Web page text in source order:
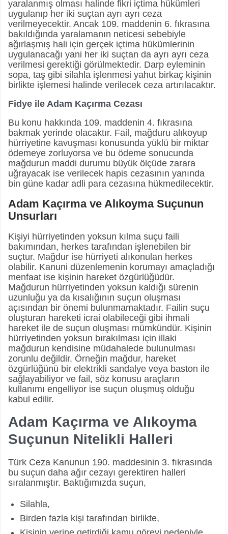
yaralanmış olması halinde fikri içtima hükümleri
uygulanıp her iki suçtan ayrı ayrı ceza
verilmeyecektir. Ancak 109. maddenin 6. fıkrasına
bakıldığında yaralamanın neticesi sebebiyle
ağırlaşmış hali için gerçek içtima hükümlerinin
uygulanacağı yani her iki suçtan da ayrı ayrı ceza
verilmesi gerektiği görülmektedir. Darp eyleminin
sopa, taş gibi silahla işlenmesi yahut birkaç kişinin
birlikte işlemesi halinde verilecek ceza artırılacaktır.
Fidye ile Adam Kaçırma Cezası
Bu konu hakkında 109. maddenin 4. fıkrasına
bakmak yerinde olacaktır. Fail, mağduru alıkoyup
hürriyetine kavuşması konusunda yüklü bir miktar
ödemeye zorluyorsa ve bu ödeme sonucunda
mağdurun maddi durumu büyük ölçüde zarara
uğrayacak ise verilecek hapis cezasının yanında
bin güne kadar adli para cezasına hükmedilecektir.
Adam Kaçırma ve Alıkoyma Suçunun
Unsurları
Kişiyi hürriyetinden yoksun kılma suçu faili
bakımından, herkes tarafından işlenebilen bir
suçtur. Mağdur ise hürriyeti alıkonulan herkes
olabilir. Kanuni düzenlemenin korumayı amaçladığı
menfaat ise kişinin hareket özgürlüğüdür.
Mağdurun hürriyetinden yoksun kaldığı sürenin
uzunluğu ya da kısalığının suçun oluşması
açısından bir önemi bulunmamaktadır. Failin suçu
oluşturan hareketi icrai olabileceği gibi ihmali
hareket ile de suçun oluşması mümkündür. Kişinin
hürriyetinden yoksun bırakılması için illaki
mağdurun kendisine müdahalede bulunulması
zorunlu değildir. Örneğin mağdur, hareket
özgürlüğünü bir elektrikli sandalye veya baston ile
sağlayabiliyor ve fail, söz konusu araçların
kullanımı engelliyor ise suçun oluşmuş olduğu
kabul edilir.
Adam Kaçırma ve Alıkoyma
Suçunun Nitelikli Halleri
Türk Ceza Kanunun 190. maddesinin 3. fıkrasında
bu suçun daha ağır cezayı gerektiren halleri
sıralanmıştır. Baktığımızda suçun,
Silahla,
Birden fazla kişi tarafından birlikte,